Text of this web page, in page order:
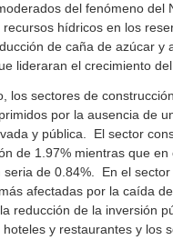
del fenómeno del
recursos hídricos en los
de caña de azúcar y
lideraran el crecimiento
los sectores de
por la ausencia de
y pública. El sector
de 1.97% mientras que
seria de 0.84%. En el
afectadas por la caída
reducción de la inversión
y restaurantes y los